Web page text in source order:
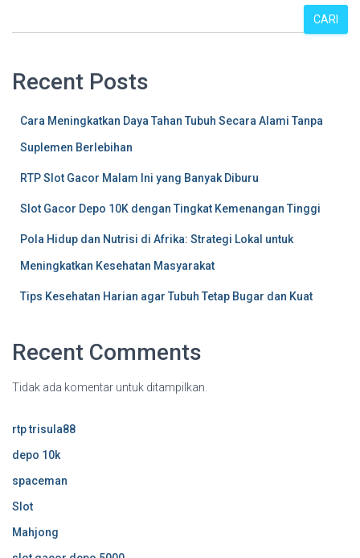
CARI
Recent Posts
Cara Meningkatkan Daya Tahan Tubuh Secara Alami Tanpa
Suplemen Berlebihan
RTP Slot Gacor Malam Ini yang Banyak Diburu
Slot Gacor Depo 10K dengan Tingkat Kemenangan Tinggi
Pola Hidup dan Nutrisi di Afrika: Strategi Lokal untuk
Meningkatkan Kesehatan Masyarakat
Tips Kesehatan Harian agar Tubuh Tetap Bugar dan Kuat
Recent Comments
Tidak ada komentar untuk ditampilkan.
rtp trisula88
depo 10k
spaceman
Slot
Mahjong